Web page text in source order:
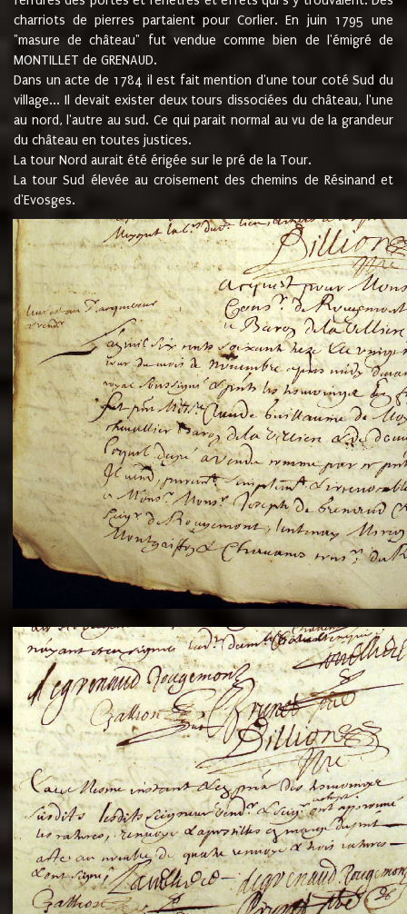
charriots de pierres partaient pour Corlier. En juin 1795 une
"masure de château" fut vendue comme bien de l'émigré de
MONTILLET de GRENAUD.
Dans un acte de 1784 il est fait mention d'une tour coté Sud du
village... Il devait exister deux tours dissociées du château, l'une
au nord, l'autre au sud. Ce qui parait normal au vu de la grandeur
du château en toutes justices.
La tour Nord aurait été érigée sur le pré de la Tour.
La tour Sud élevée au croisement des chemins de Résinand et
d'Evosges.